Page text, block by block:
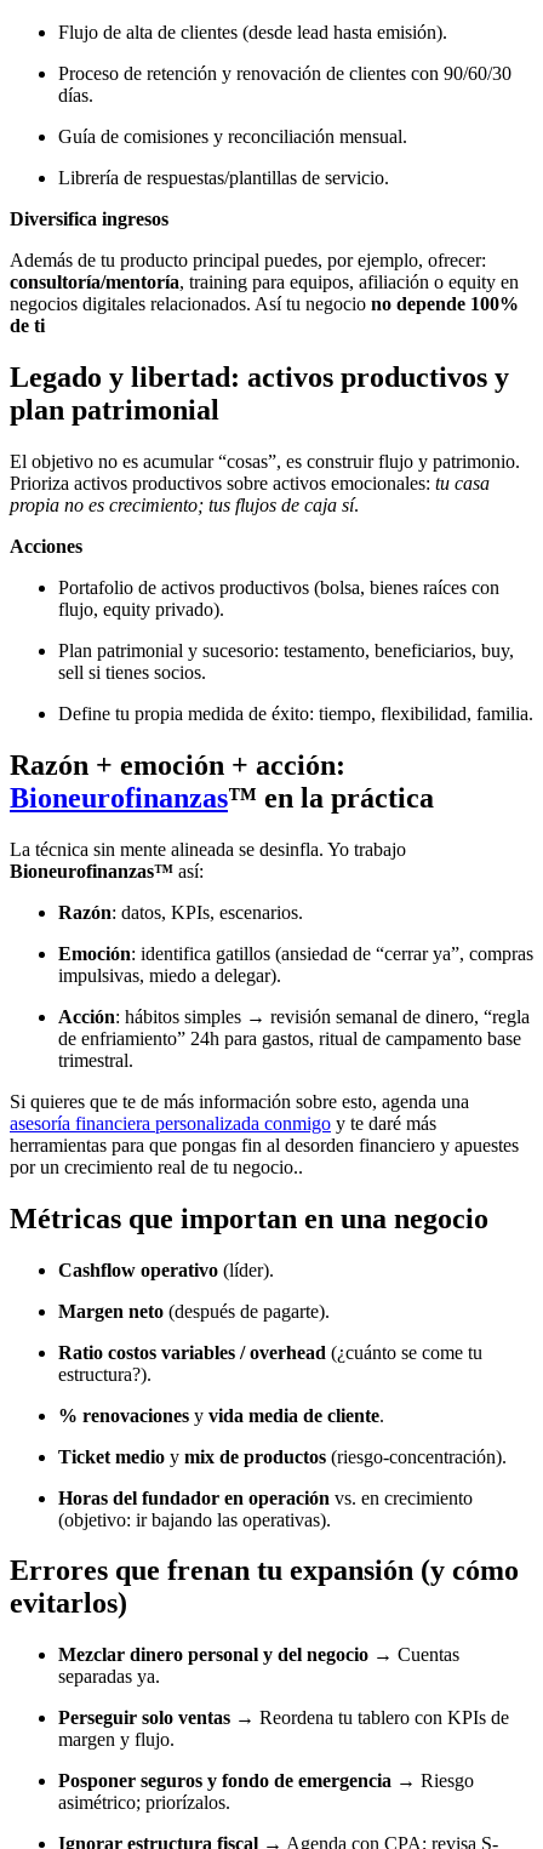
Flujo de alta de clientes (desde lead hasta emisión).
Proceso de retención y renovación de clientes con 90/60/30
días.
Guía de comisiones y reconciliación mensual.
Librería de respuestas/plantillas de servicio.
Diversifica ingresos
Además de tu producto principal puedes, por ejemplo, ofrecer:
consultoría/mentoría, training para equipos, afiliación o equity en
negocios digitales relacionados. Así tu negocio no depende 100%
de ti
Legado y libertad: activos productivos y
plan patrimonial
El objetivo no es acumular “cosas”, es construir flujo y patrimonio.
Prioriza activos productivos sobre activos emocionales: tu casa
propia no es crecimiento; tus flujos de caja sí.
Acciones
Portafolio de activos productivos (bolsa, bienes raíces con
flujo, equity privado).
Plan patrimonial y sucesorio: testamento, beneficiarios, buy,
sell si tienes socios.
Define tu propia medida de éxito: tiempo, flexibilidad, familia.
Razón + emoción + acción:
Bioneurofinanzas™ en la práctica
La técnica sin mente alineada se desinfla. Yo trabajo
Bioneurofinanzas™ así:
Razón: datos, KPIs, escenarios.
Emoción: identifica gatillos (ansiedad de “cerrar ya”, compras
impulsivas, miedo a delegar).
Acción: hábitos simples → revisión semanal de dinero, “regla
de enfriamiento” 24h para gastos, ritual de campamento base
trimestral.
Si quieres que te de más información sobre esto, agenda una
asesoría financiera personalizada conmigo y te daré más
herramientas para que pongas fin al desorden financiero y apuestes
por un crecimiento real de tu negocio..
Métricas que importan en una negocio
Cashflow operativo (líder).
Margen neto (después de pagarte).
Ratio costos variables / overhead (¿cuánto se come tu
estructura?).
% renovaciones y vida media de cliente.
Ticket medio y mix de productos (riesgo-concentración).
Horas del fundador en operación vs. en crecimiento
(objetivo: ir bajando las operativas).
Errores que frenan tu expansión (y cómo
evitarlos)
Mezclar dinero personal y del negocio → Cuentas
separadas ya.
Perseguir solo ventas → Reordena tu tablero con KPIs de
margen y flujo.
Posponer seguros y fondo de emergencia → Riesgo
asimétrico; priorízalos.
Ignorar estructura fiscal → Agenda con CPA; revisa S-